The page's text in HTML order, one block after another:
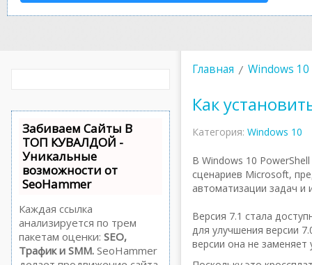
Главная Windows 10
Как
Категория: Windows 10
В Windows 10
сценариев Microsoft,
автоматизации задач и
Версия 7.1 стала
для улучшения версии
версии она не
Забиваем Сайты В
ТОП КУВАЛДОЙ -
Уникальные
возможности от
SeoHammer
Каждая ссылка
анализируется по трем
пакетам оценки: SEO,
Трафик и SMM. SeoHammer